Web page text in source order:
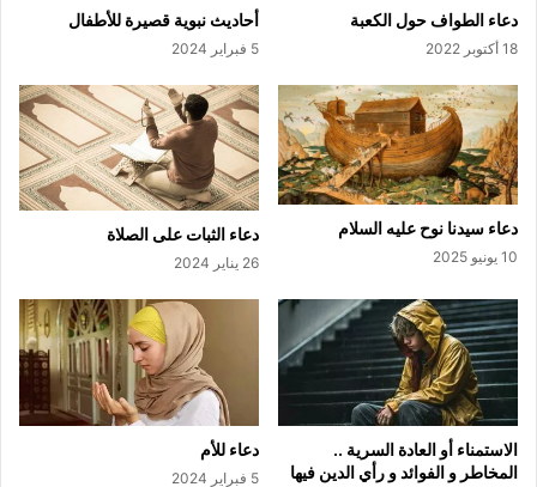
دعاء الطواف حول الكعبة
18 أكتوبر 2022
أحاديث نبوية قصيرة للأطفال
5 فبراير 2024
دعاء سيدنا نوح عليه السلام
10 يونيو 2025
دعاء الثبات على الصلاة
26 يناير 2024
الاستمناء أو العادة السرية ..
المخاطر و الفوائد و رأي الدين فيها
دعاء للأم
5 فبراير 2024